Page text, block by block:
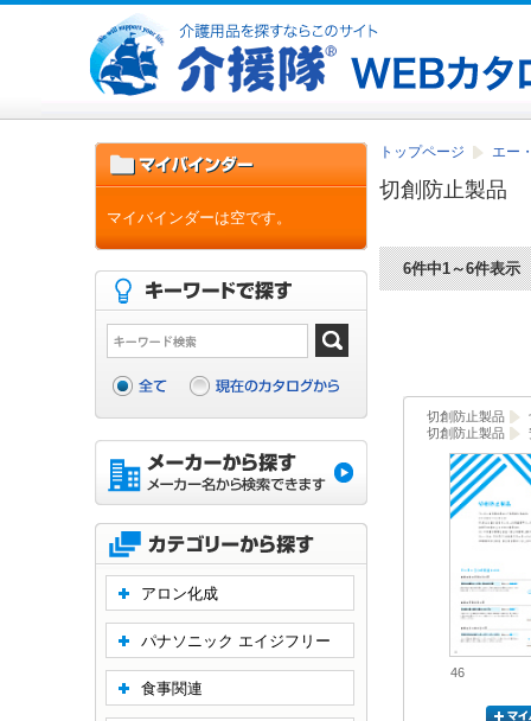
トップページ エー
切創防止製品
6件中1～6件表示
切創防止製品
切創防止製品
46
マイバインダーは空です。
アロン化成
パナソニック エイジフリー
食事関連